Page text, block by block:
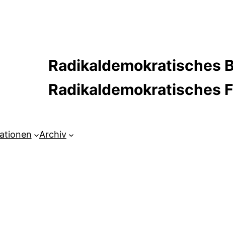
Radikaldemokratisches
Radikaldemokratisches
Archiv